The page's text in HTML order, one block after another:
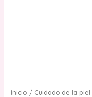
Inicio / Cuidado de la piel